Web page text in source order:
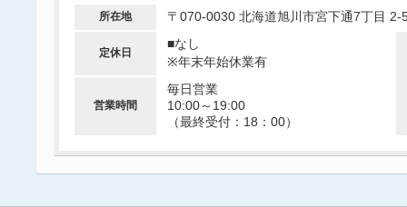
所在地 〒070-0030 北海道旭川市宮下通7丁目
定休日
■なし
※年末年始休業有
営業時間
毎日営業
10:00～19:00
（最終受付：18：00）